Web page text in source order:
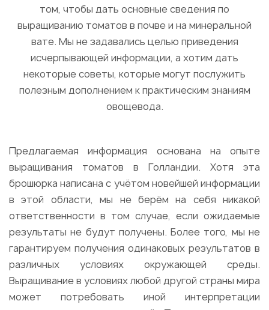
том, чтобы дать основные сведения по
выращиванию томатов в почве и на минеральной
вате. Мы не задавались целью приведения
исчерпывающей информации, а хотим дать
некоторые советы, которые могут послужить
полезным дополнением к практическим знаниям
овощевода.
Предлагаемая информация основана на опыте
выращивания томатов в Голландии. Хотя эта
брошюрка написана с учётом новейшей информации
в этой области, мы не берём на себя никакой
ответственности в том случае, если ожидаемые
результаты не будут получены. Более того, мы не
гарантируем получения одинаковых результатов в
различных условиях окружающей среды.
Выращивание в условиях любой другой страны мира
может потребовать иной интерпретации